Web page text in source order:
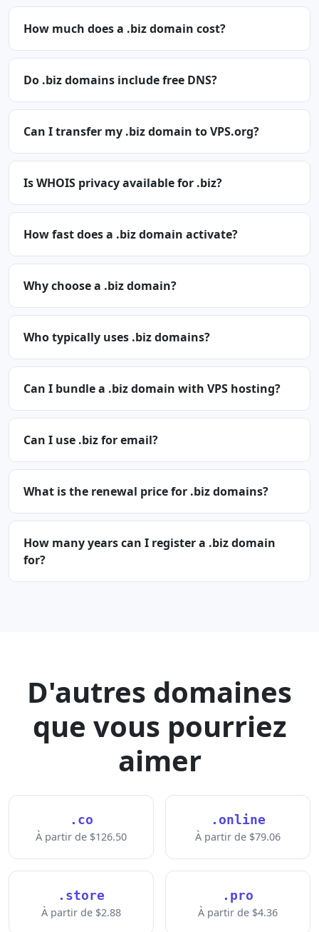
How much does a .biz domain cost?
Do .biz domains include free DNS?
Can I transfer my .biz domain to VPS.org?
Is WHOIS privacy available for .biz?
How fast does a .biz domain activate?
Why choose a .biz domain?
Who typically uses .biz domains?
Can I bundle a .biz domain with VPS hosting?
Can I use .biz for email?
What is the renewal price for .biz domains?
How many years can I register a .biz domain
for?
D'autres domaines
que vous pourriez
aimer
.co
À partir de $126.50
.online
À partir de $79.06
.store
À partir de $2.88
.pro
À partir de $4.36